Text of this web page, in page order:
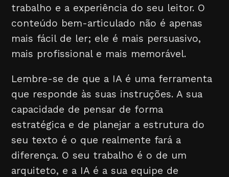
trabalho e a experiência do seu leitor. O
conteúdo bem-articulado não é apenas
mais fácil de ler; ele é mais persuasivo,
mais profissional e mais memorável.
Lembre-se de que a IA é uma ferramenta
que responde às suas instruções. A sua
capacidade de pensar de forma
estratégica e de planejar a estrutura do
seu texto é o que realmente fará a
diferença. O seu trabalho é o de um
arquiteto, e a IA é a sua equipe de